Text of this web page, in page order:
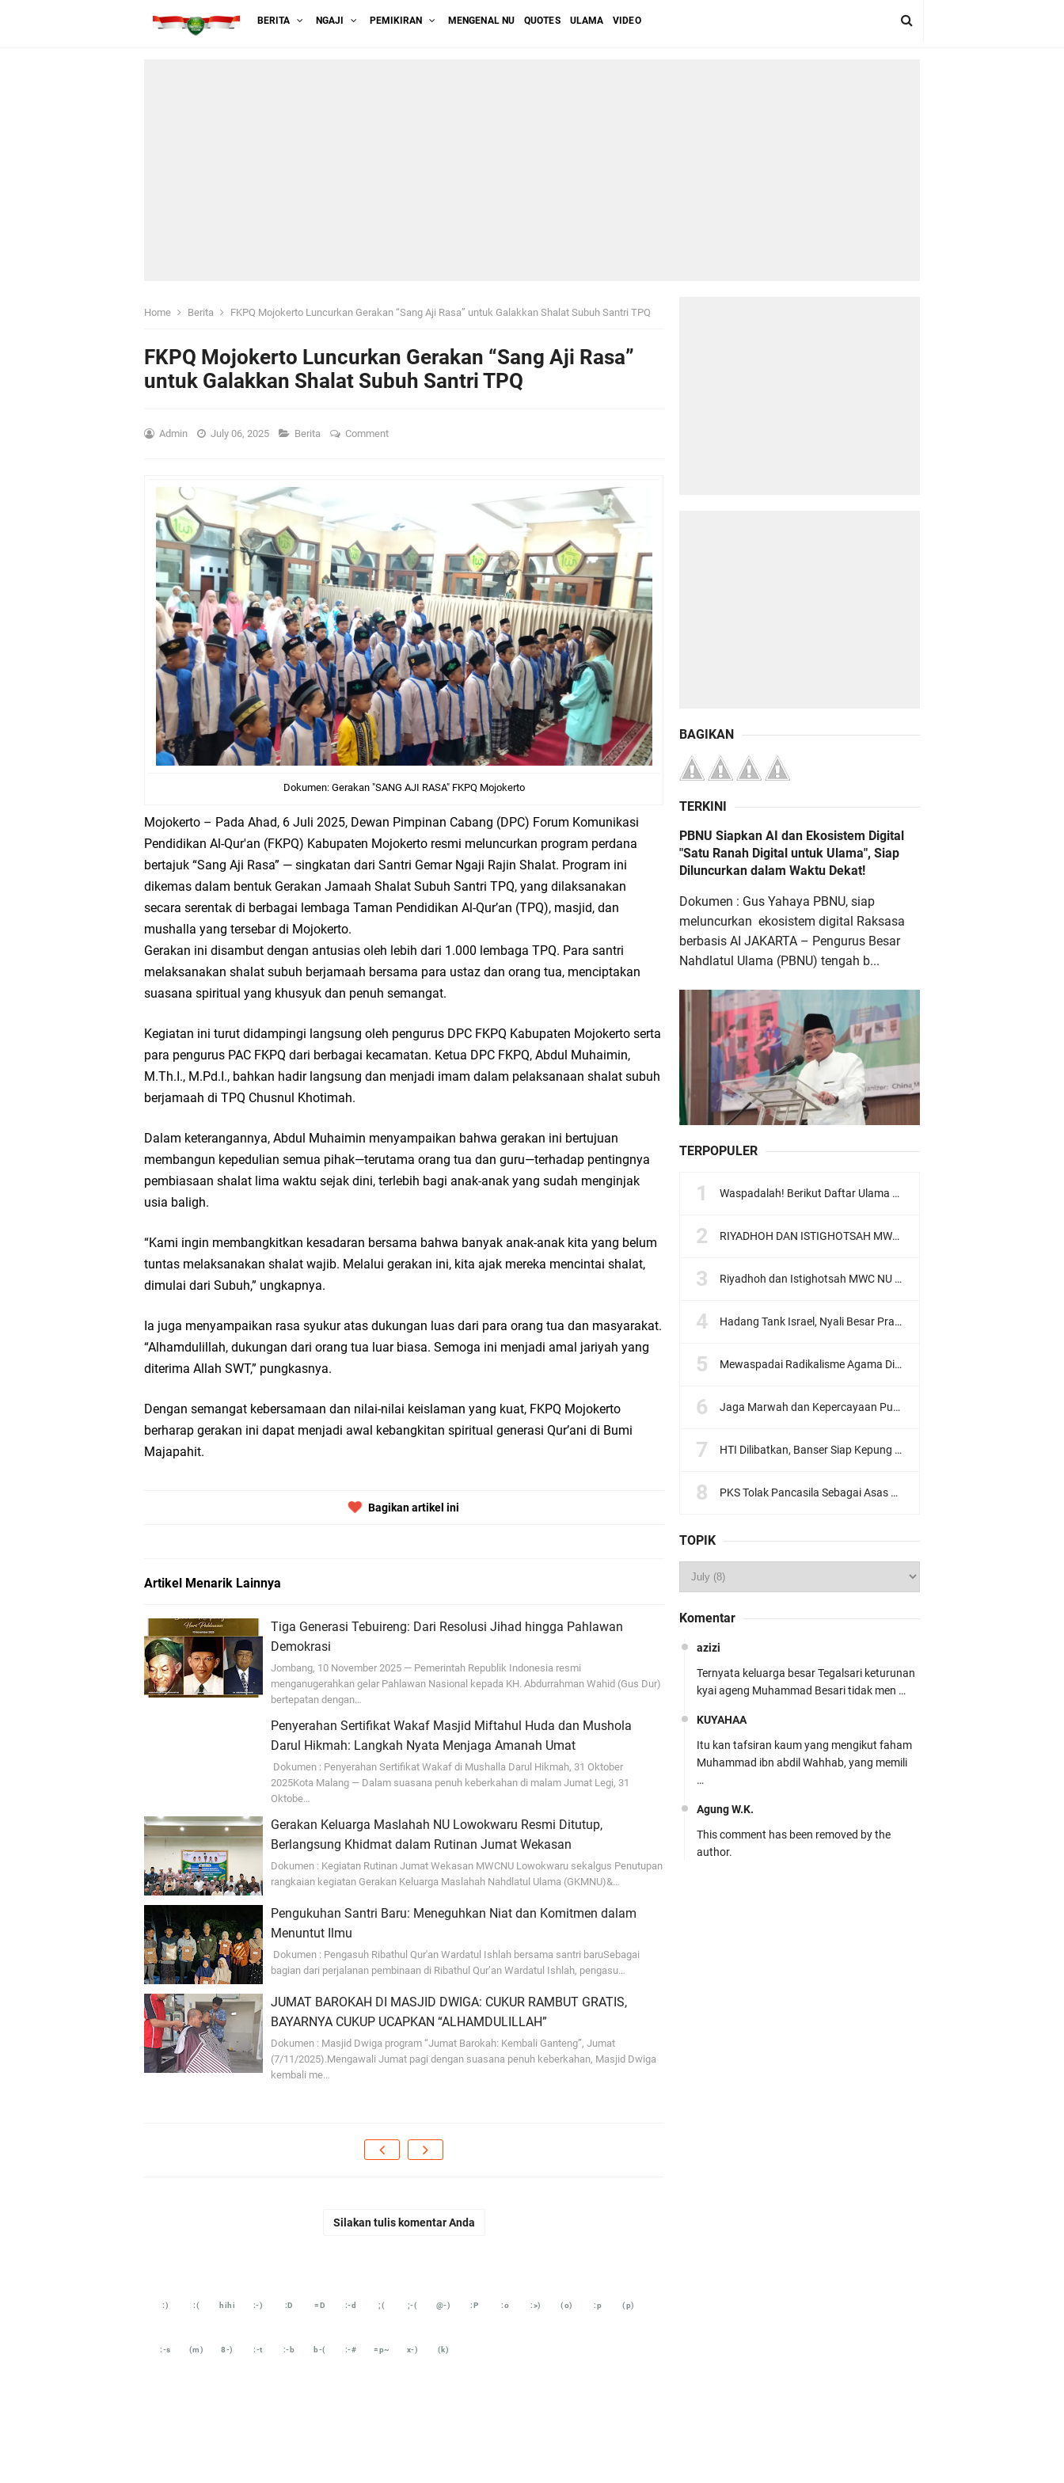
BERITA NGAJI PEMIKIRAN MENGENAL NU QUOTES ULAMA VIDEO
Home Berita FKPQ Mojokerto Luncurkan Gerakan “Sang Aji Rasa” untuk Galakkan Shalat Subuh Santri TPQ
FKPQ Mojokerto Luncurkan Gerakan “Sang Aji Rasa”
untuk Galakkan Shalat Subuh Santri TPQ
Admin July 06, 2025 Berita Comment
Dokumen: Gerakan "SANG AJI RASA" FKPQ Mojokerto
Mojokerto – Pada Ahad, 6 Juli 2025, Dewan Pimpinan Cabang (DPC) Forum Komunikasi
Pendidikan Al-Qur'an (FKPQ) Kabupaten Mojokerto resmi meluncurkan program perdana
bertajuk “Sang Aji Rasa” — singkatan dari Santri Gemar Ngaji Rajin Shalat. Program ini
dikemas dalam bentuk Gerakan Jamaah Shalat Subuh Santri TPQ, yang dilaksanakan
secara serentak di berbagai lembaga Taman Pendidikan Al-Qur’an (TPQ), masjid, dan
mushalla yang tersebar di Mojokerto.
Gerakan ini disambut dengan antusias oleh lebih dari 1.000 lembaga TPQ. Para santri
melaksanakan shalat subuh berjamaah bersama para ustaz dan orang tua, menciptakan
suasana spiritual yang khusyuk dan penuh semangat.
Kegiatan ini turut didampingi langsung oleh pengurus DPC FKPQ Kabupaten Mojokerto serta
para pengurus PAC FKPQ dari berbagai kecamatan. Ketua DPC FKPQ, Abdul Muhaimin,
M.Th.I., M.Pd.I., bahkan hadir langsung dan menjadi imam dalam pelaksanaan shalat subuh
berjamaah di TPQ Chusnul Khotimah.
Dalam keterangannya, Abdul Muhaimin menyampaikan bahwa gerakan ini bertujuan
membangun kepedulian semua pihak—terutama orang tua dan guru—terhadap pentingnya
pembiasaan shalat lima waktu sejak dini, terlebih bagi anak-anak yang sudah menginjak
usia baligh.
“Kami ingin membangkitkan kesadaran bersama bahwa banyak anak-anak kita yang belum
tuntas melaksanakan shalat wajib. Melalui gerakan ini, kita ajak mereka mencintai shalat,
dimulai dari Subuh,” ungkapnya.
Ia juga menyampaikan rasa syukur atas dukungan luas dari para orang tua dan masyarakat.
“Alhamdulillah, dukungan dari orang tua luar biasa. Semoga ini menjadi amal jariyah yang
diterima Allah SWT,” pungkasnya.
Dengan semangat kebersamaan dan nilai-nilai keislaman yang kuat, FKPQ Mojokerto
berharap gerakan ini dapat menjadi awal kebangkitan spiritual generasi Qur’ani di Bumi
Majapahit.
Bagikan artikel ini
Artikel Menarik Lainnya
Tiga Generasi Tebuireng: Dari Resolusi Jihad hingga Pahlawan
Demokrasi
Jombang, 10 November 2025 — Pemerintah Republik Indonesia resmi
menganugerahkan gelar Pahlawan Nasional kepada KH. Abdurrahman Wahid (Gus Dur)
bertepatan dengan…
Penyerahan Sertifikat Wakaf Masjid Miftahul Huda dan Mushola
Darul Hikmah: Langkah Nyata Menjaga Amanah Umat
Dokumen : Penyerahan Sertifikat Wakaf di Mushalla Darul Hikmah, 31 Oktober
2025Kota Malang — Dalam suasana penuh keberkahan di malam Jumat Legi, 31
Oktobe…
Gerakan Keluarga Maslahah NU Lowokwaru Resmi Ditutup,
Berlangsung Khidmat dalam Rutinan Jumat Wekasan
Dokumen : Kegiatan Rutinan Jumat Wekasan MWCNU Lowokwaru sekalgus Penutupan
rangkaian kegiatan Gerakan Keluarga Maslahah Nahdlatul Ulama (GKMNU)&…
Pengukuhan Santri Baru: Meneguhkan Niat dan Komitmen dalam
Menuntut Ilmu
Dokumen : Pengasuh Ribathul Qur'an Wardatul Ishlah bersama santri baruSebagai
bagian dari perjalanan pembinaan di Ribathul Qur’an Wardatul Ishlah, pengasu…
JUMAT BAROKAH DI MASJID DWIGA: CUKUR RAMBUT GRATIS,
BAYARNYA CUKUP UCAPKAN “ALHAMDULILLAH”
Dokumen : Masjid Dwiga program “Jumat Barokah: Kembali Ganteng”, Jumat
(7/11/2025).Mengawali Jumat pagi dengan suasana penuh keberkahan, Masjid Dwiga
kembali me…
Silakan tulis komentar Anda
:) :( hihi :-) :D =D :-d ;( ;-( @-) :P :o :>) (o) :p (p)
:-s (m) 8-) :-t :-b b-( :-# =p~ x-) (k)
BAGIKAN
TERKINI
PBNU Siapkan AI dan Ekosistem Digital
"Satu Ranah Digital untuk Ulama", Siap
Diluncurkan dalam Waktu Dekat!
Dokumen : Gus Yahaya PBNU, siap
meluncurkan ekosistem digital Raksasa
berbasis AI JAKARTA – Pengurus Besar
Nahdlatul Ulama (PBNU) tengah b...
TERPOPULER
Waspadalah! Berikut Daftar Ulama Wahabi di Seluruh Dunia dan Karya-karyanya
RIYADHOH DAN ISTIGHOTSAH MWC NU LOWOKWARU Menyambut Muktamar NU ke-35, Meneguhkan Sanad Laku Para Muassis
Riyadhoh dan Istighotsah MWC NU Lowokwaru: Menguatkan Doa, Menjalin Ukhuwah Menyambut Muktamar NU ke-35
Hadang Tank Israel, Nyali Besar Prajurit TNI Jadi Sorotan Dunia
Mewaspadai Radikalisme Agama Di Tubuh Polri
Jaga Marwah dan Kepercayaan Publik, Ratusan Guru Ngaji Kota Malang Serukan Deklarasi Ramah Anak
HTI Dilibatkan, Banser Siap Kepung Gedung Sate, Jawa Barat
PKS Tolak Pancasila Sebagai Asas Utama Ormas, Ini Komentar PBNU
TOPIK
Komentar
azizi
Ternyata keluarga besar Tegalsari keturunan
kyai ageng Muhammad Besari tidak men …
KUYAHAA
Itu kan tafsiran kaum yang mengikut faham
Muhammad ibn abdil Wahhab, yang memili
…
Agung W.K.
This comment has been removed by the
author.